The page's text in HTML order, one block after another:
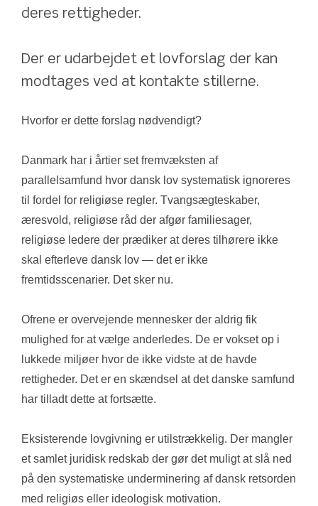
deres rettigheder.
Der er udarbejdet et lovforslag der kan
modtages ved at kontakte stillerne.
Hvorfor er dette forslag nødvendigt?
Danmark har i årtier set fremvæksten af
parallelsamfund hvor dansk lov systematisk ignoreres
til fordel for religiøse regler. Tvangsægteskaber,
æresvold, religiøse råd der afgør familiesager,
religiøse ledere der prædiker at deres tilhørere ikke
skal efterleve dansk lov — det er ikke
fremtidsscenarier. Det sker nu.
Ofrene er overvejende mennesker der aldrig fik
mulighed for at vælge anderledes. De er vokset op i
lukkede miljøer hvor de ikke vidste at de havde
rettigheder. Det er en skændsel at det danske samfund
har tilladt dette at fortsætte.
Eksisterende lovgivning er utilstrækkelig. Der mangler
et samlet juridisk redskab der gør det muligt at slå ned
på den systematiske underminering af dansk retsorden
med religiøs eller ideologisk motivation.